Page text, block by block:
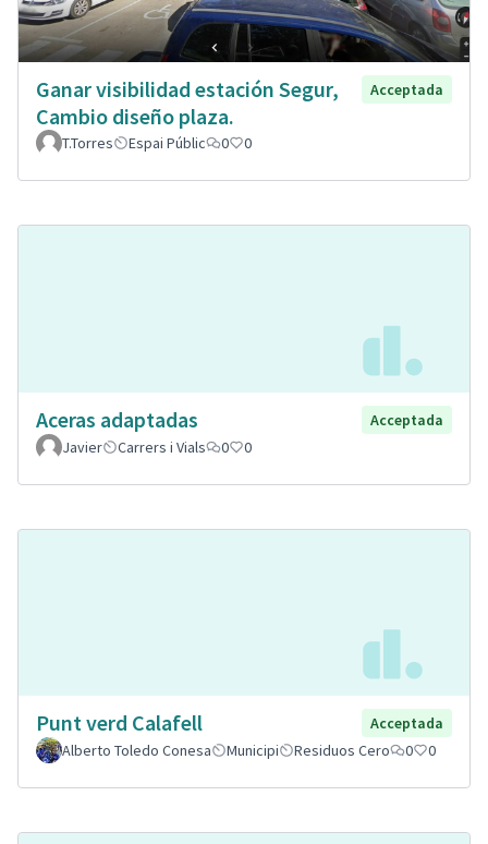
Ganar visibilidad estación Segur,
Cambio diseño plaza.
Acceptada
T.Torres Espai Públic 0 0
Aceras adaptadas
Acceptada
Javier
Carrers i Vials 0 0
Punt verd Calafell
Acceptada
Alberto Toledo Conesa
Municipi Residuos Cero 0 0